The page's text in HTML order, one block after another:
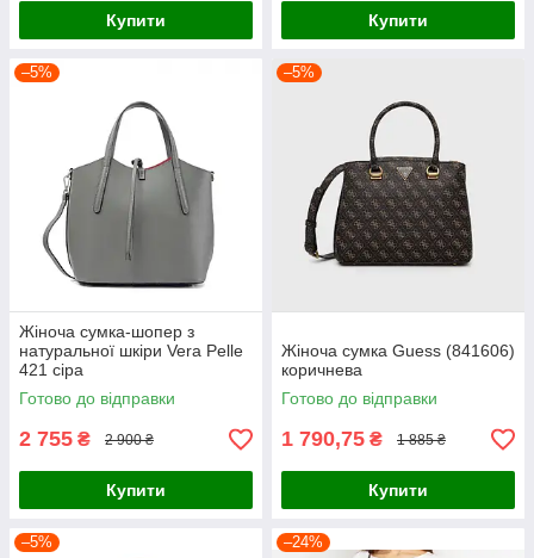
Купити Купити
–5%
Жіноча сумка-шопер з
натуральної шкіри Vera Pelle
421 сіра
Готово до відправки
2 755 ₴ 2 900 ₴
Купити
–5%
Жіноча сумка Guess (841606)
коричнева
Готово до відправки
1 790,75 ₴ 1 885 ₴
Купити
–5% –24%